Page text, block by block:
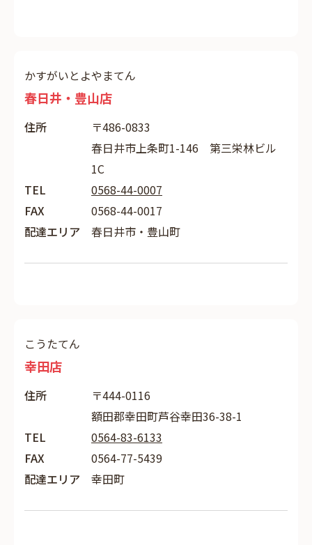
かすがいとよやまてん
春日井・豊山店
住所
〒486-0833
春日井市上条町1-146 第三栄林ビル
1C
TEL
0568-44-0007
FAX
0568-44-0017
配達エリア
春日井市・豊山町
こうたてん
幸田店
住所
〒444-0116
額田郡幸田町芦谷幸田36-38-1
TEL
0564-83-6133
FAX
0564-77-5439
配達エリア
幸田町